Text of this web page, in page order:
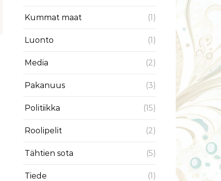
Kummat maat (1)
Luonto (1)
Media (2)
Pakanuus (3)
Politiikka (15)
Roolipelit (2)
Tähtien sota (5)
Tiede (1)